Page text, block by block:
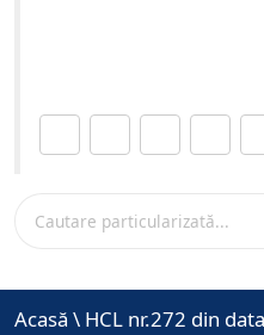
Acasă \ HCL nr.272 din